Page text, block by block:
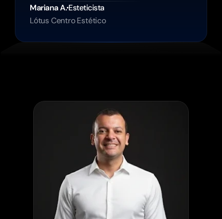
Mariana A.Esteticista
Lótus Centro Estético